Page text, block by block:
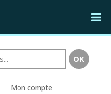
Mon compte